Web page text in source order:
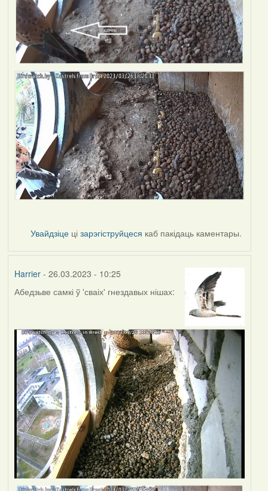
Увайдзіце цізарэгіструйцеся каб пакідаць каментары.
Harrier- 26.03.2023 - 10:25
Абедзьве самкі ў 'сваіх' гнездавых нішах: